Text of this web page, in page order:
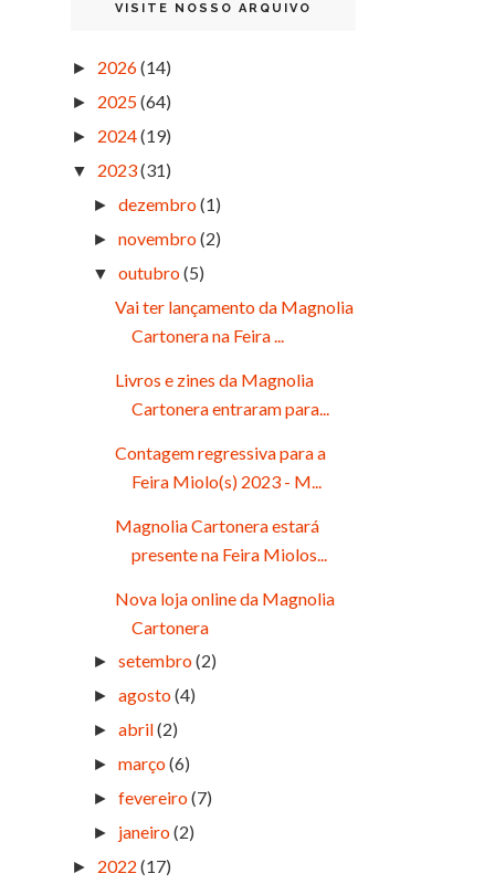
VISITE NOSSO ARQUIVO
► 2026(14)
► 2025(64)
► 2024(19)
▼ 2023(31)
►dezembro(1)
►novembro(2)
▼ outubro(5)
Vai ter lançamento da Magnolia
Cartonera na Feira ...
Livros e zines da Magnolia
Cartonera entraram para...
Contagem regressiva para a
Feira Miolo(s) 2023 - M...
Magnolia Cartonera estará
presente na Feira Miolos...
Nova loja online da Magnolia
Cartonera
►setembro(2)
►agosto(4)
►abril(2)
►março(6)
►fevereiro(7)
► janeiro(2)
► 2022 (17)